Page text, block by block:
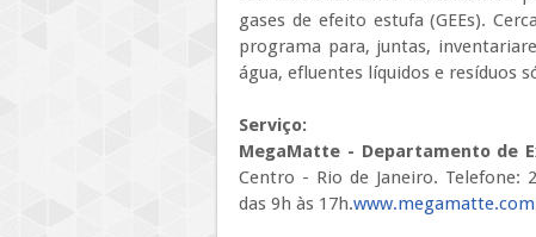
gases de efeito estufa (GEEs).
programa para, juntas,
água, efluentes líquidos e resíduos
Serviço:
MegaMatte - Departamento de
Centro - Rio de Janeiro. Telefone:
das 9h às 17h.